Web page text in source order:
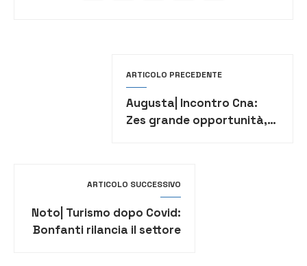
ARTICOLO PRECEDENTE
Augusta| Incontro Cna:
Zes grande opportunità,
ARTICOLO SUCCESSIVO
Noto| Turismo dopo Covid:
Bonfanti rilancia il settore